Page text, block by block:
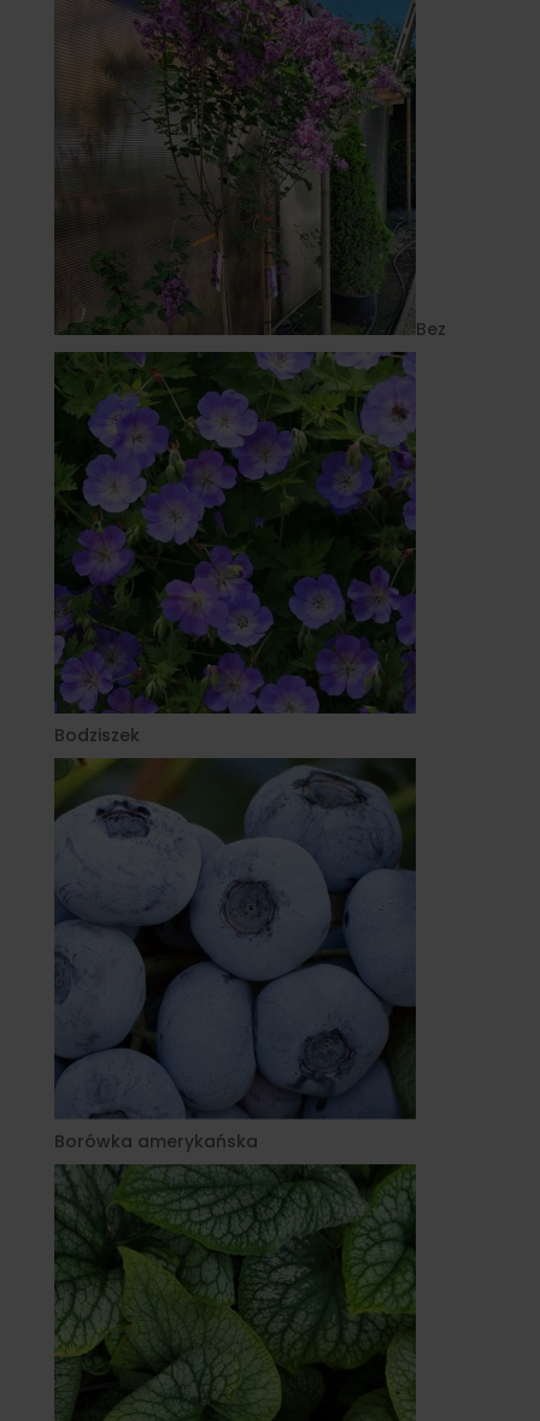
Bez
Bodziszek
Borówka amerykańska